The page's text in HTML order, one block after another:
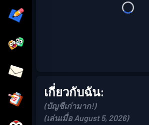
เกี่ยวกับฉัน:
(บัญชีเก่ามาก!)
(เล่นเมื่อ August 5, 2026)